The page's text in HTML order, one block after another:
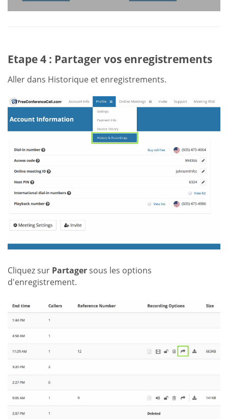
Etape 4 : Partager vos enregistrements
Aller dans Historique et enregistrements.
Cliquez sur Partagersous les options
d'enregistrement.